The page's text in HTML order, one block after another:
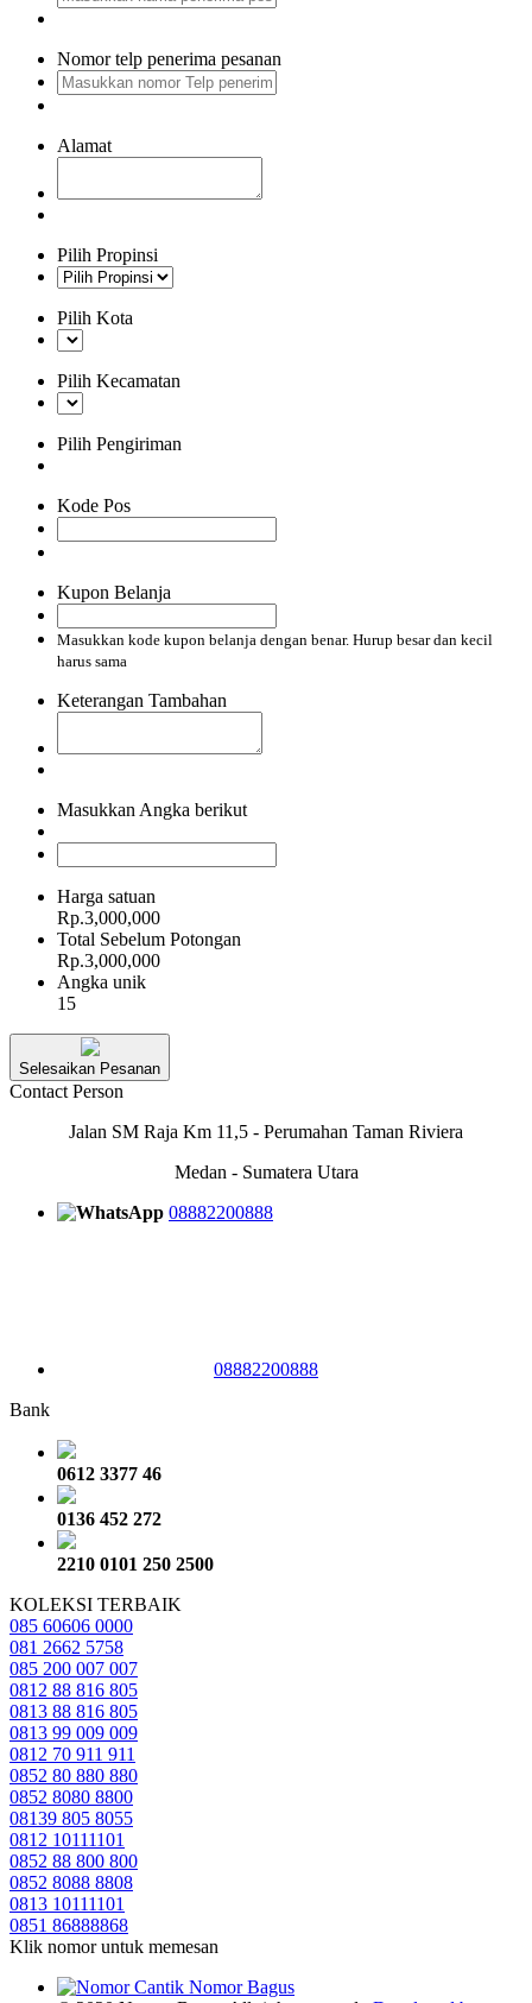
Nomor telp penerima pesanan
Alamat
Pilih Propinsi
Pilih Kota
Pilih Kecamatan
Pilih Pengiriman
Kode Pos
Kupon Belanja
Masukkan kode kupon belanja dengan benar. Hurup besar dan kecil
harus sama
Keterangan Tambahan
Masukkan Angka berikut
Harga satuan
Rp.3,000,000
Total Sebelum Potongan
Rp.3,000,000
Angka unik
15
Selesaikan Pesanan
Contact Person
Jalan SM Raja Km 11,5 - Perumahan Taman Riviera
Medan - Sumatera Utara
08882200888
08882200888
Bank
0612 3377 46
0136 452 272
2210 0101 250 2500
KOLEKSI TERBAIK
085 60606 0000
081 2662 5758
085 200 007 007
0812 88 816 805
0813 88 816 805
0813 99 009 009
0812 70 911 911
0852 80 880 880
0852 8080 8800
08139 805 8055
0812 10111101
0852 88 800 800
0852 8088 8808
0813 10111101
0851 86888868
Klik nomor untuk memesan